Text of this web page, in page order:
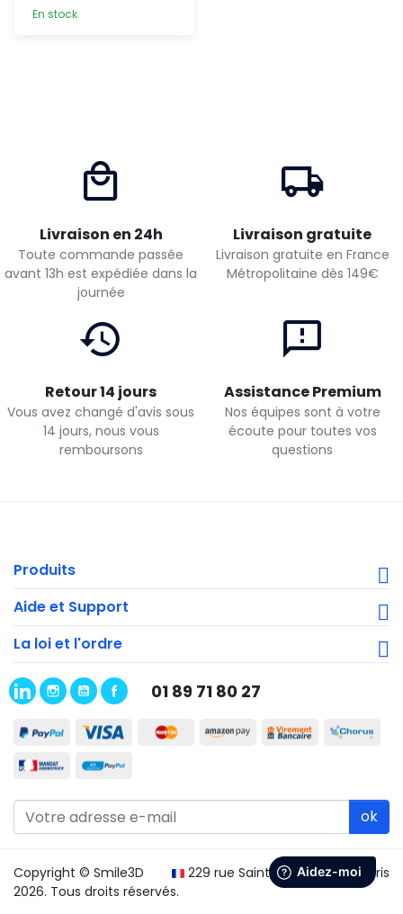
En stock
Livraison en 24h
Toute commande passée
avant 13h est expédiée dans la
journée
Livraison gratuite
Livraison gratuite en France
Métropolitaine dès 149€
Retour 14 jours
Vous avez changé d'avis sous
14 jours, nous vous
remboursons
Assistance Premium
Nos équipes sont à votre
écoute pour toutes vos
questions
Produits
Aide et Support
La loi et l'ordre
01 89 71 80 27
ok
229 rue Saint Honoré 75001 Paris
Copyright © Smile3D
2026. Tous droits réservés.